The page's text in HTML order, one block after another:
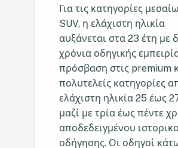
Για τις κατηγορίες
SUV, η ελάχιστη ηλικία
αυξάνεται στα 23 έτη με
χρόνια οδηγικής
πρόσβαση στις premium
πολυτελείς κατηγορίες
ελάχιστη ηλικία 25 έως
μαζί με τρία έως πέντε
αποδεδειγμένου
οδήγησης. Οι οδηγοί